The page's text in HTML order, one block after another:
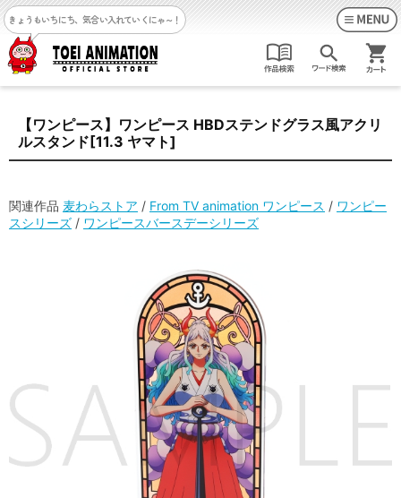
きょうもいちにち、気合い入れていくにゃ～！
【ワンピース】ワンピース HBDステンドグラス風アクリ
ルスタンド[11.3 ヤマト]
関連作品 麦わらストア / From TV animation ワンピース / ワンピー
スシリーズ / ワンピースバースデーシリーズ